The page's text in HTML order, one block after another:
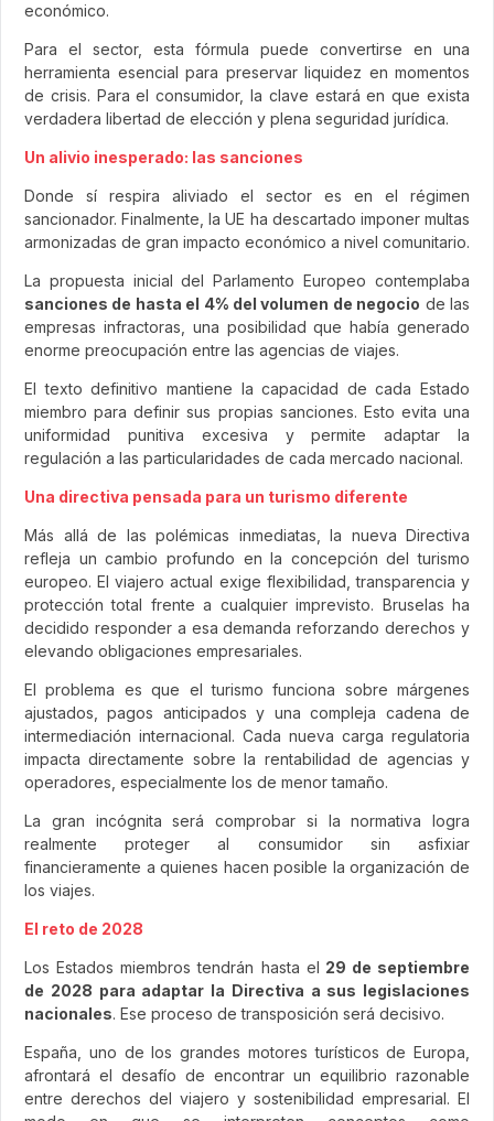
económico.
Para el sector, esta fórmula puede convertirse en una
herramienta esencial para preservar liquidez en momentos
de crisis. Para el consumidor, la clave estará en que exista
verdadera libertad de elección y plena seguridad jurídica.
Un alivio inesperado: las sanciones
Donde sí respira aliviado el sector es en el régimen
sancionador. Finalmente, la UE ha descartado imponer multas
armonizadas de gran impacto económico a nivel comunitario.
La propuesta inicial del Parlamento Europeo contemplaba
sanciones de hasta el 4% del volumen de negocio de las
empresas infractoras, una posibilidad que había generado
enorme preocupación entre las agencias de viajes.
El texto definitivo mantiene la capacidad de cada Estado
miembro para definir sus propias sanciones. Esto evita una
uniformidad punitiva excesiva y permite adaptar la
regulación a las particularidades de cada mercado nacional.
Una directiva pensada para un turismo diferente
Más allá de las polémicas inmediatas, la nueva Directiva
refleja un cambio profundo en la concepción del turismo
europeo. El viajero actual exige flexibilidad, transparencia y
protección total frente a cualquier imprevisto. Bruselas ha
decidido responder a esa demanda reforzando derechos y
elevando obligaciones empresariales.
El problema es que el turismo funciona sobre márgenes
ajustados, pagos anticipados y una compleja cadena de
intermediación internacional. Cada nueva carga regulatoria
impacta directamente sobre la rentabilidad de agencias y
operadores, especialmente los de menor tamaño.
La gran incógnita será comprobar si la normativa logra
realmente proteger al consumidor sin asfixiar
financieramente a quienes hacen posible la organización de
los viajes.
El reto de 2028
Los Estados miembros tendrán hasta el 29 de septiembre
de 2028 para adaptar la Directiva a sus legislaciones
nacionales. Ese proceso de transposición será decisivo.
España, uno de los grandes motores turísticos de Europa,
afrontará el desafío de encontrar un equilibrio razonable
entre derechos del viajero y sostenibilidad empresarial. El